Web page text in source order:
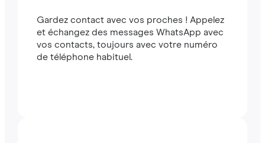
Gardez contact avec vos proches ! Appelez
et échangez des messages WhatsApp avec
vos contacts, toujours avec votre numéro
de téléphone habituel.